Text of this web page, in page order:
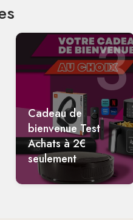
3
Cadeau de
bienvenue Test
Achats à 2€
seulement